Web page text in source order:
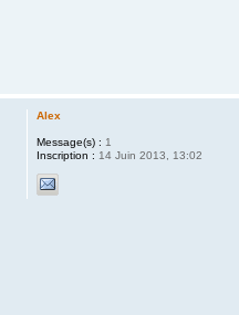
Alex
Message(s) : 1
Inscription : 14 Juin 2013, 13:02